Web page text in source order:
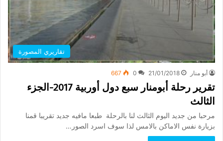
تقاريري المصورة
أبو منار 21/01/2018
0
667
تقرير رحلة أبومنار سبع دول أوربية 2017-الجزء
الثالث
مرحبا من جديد اليوم الثالث لنا بالرحلة طبعا مافيه جديد تقريبا قمنا
بزيارة نفس الاماكن بالامس لذا سوف اسرد الصور…